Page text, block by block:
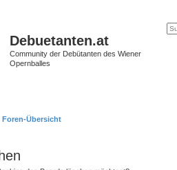
Debuetanten.at
Community der Debütanten des Wiener
Opernballes
Foren-Übersicht